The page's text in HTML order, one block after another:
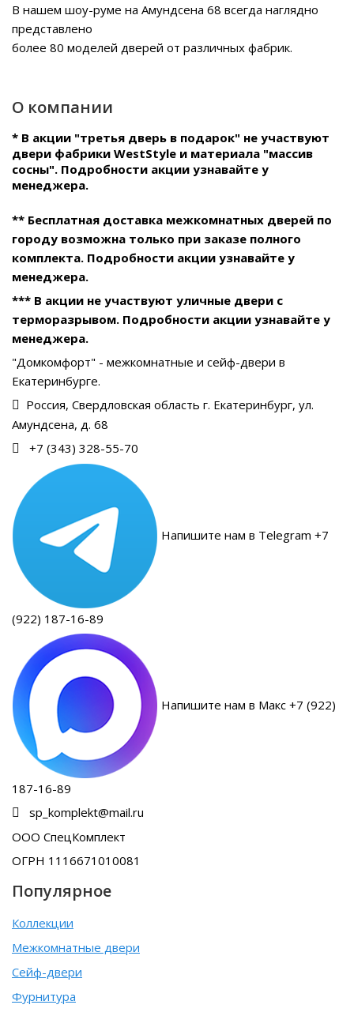
В нашем шоу-руме на Амундсена 68 всегда наглядно
представлено
более 80 моделей дверей от различных фабрик.
О компании
* В акции "третья дверь в подарок" не участвуют
двери фабрики WestStyle и материала "массив
сосны". Подробности акции узнавайте у
менеджера.
** Бесплатная доставка межкомнатных дверей по
городу возможна только при заказе полного
комплекта. Подробности акции узнавайте у
менеджера.
*** В акции не участвуют уличные двери с
терморазрывом. Подробности акции узнавайте у
менеджера.
"Домкомфорт" - межкомнатные и сейф-двери в
Екатеринбурге.
Россия, Свердловская область г. Екатеринбург, ул.
Амундсена, д. 68
+7 (343) 328-55-70
Напишите нам в Telegram +7
(922) 187-16-89
Напишите нам в Макс +7 (922)
187-16-89
sp_komplekt@mail.ru
ООО СпецКомплект
ОГРН 1116671010081
Популярное
Коллекции
Межкомнатные двери
Сейф-двери
Фурнитура